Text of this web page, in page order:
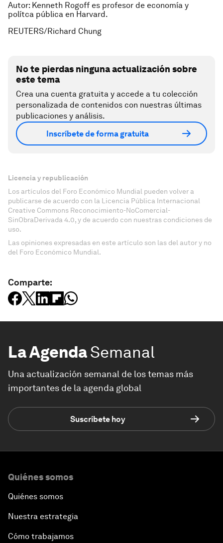
Autor: Kenneth Rogoff es profesor de economía y
polítca pública en Harvard.
REUTERS/Richard Chung
No te pierdas ninguna actualización sobre
este tema
Crea una cuenta gratuita y accede a tu colección
personalizada de contenidos con nuestras últimas
publicaciones y análisis.
Inscríbete de forma gratuita
Licencia y republicación
Los artículos del Foro Económico Mundial pueden volver a
publicarse de acuerdo con la Licencia Pública Internacional
Creative Commons Reconocimiento-NoComercial-
SinObraDerivada 4.0, y de acuerdo con nuestras condiciones de
uso.
Las opiniones expresadas en este artículo son las del autor y no
del Foro Económico Mundial.
Comparte:
La AgendaSemanal
Una actualización semanal de los temas más
importantes de la agenda global
Suscríbete hoy
Quiénes somos
Quiénes somos
Nuestra estrategia
Cómo trabajamos